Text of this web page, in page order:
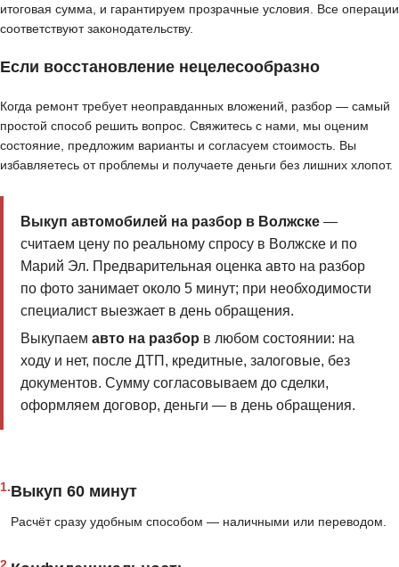
итоговая сумма, и гарантируем прозрачные условия. Все операции
соответствуют законодательству.
Если восстановление нецелесообразно
Когда ремонт требует неоправданных вложений, разбор — самый
простой способ решить вопрос. Свяжитесь с нами, мы оценим
состояние, предложим варианты и согласуем стоимость. Вы
избавляетесь от проблемы и получаете деньги без лишних хлопот.
Выкуп автомобилей на разбор в Волжске—
считаем цену по реальному спросу в Волжске и по
Марий Эл. Предварительная оценка авто на разбор
по фото занимает около 5 минут; при необходимости
специалист выезжает в день обращения.
Выкупаем авто на разбор в любом состоянии: на
ходу и нет, после ДТП, кредитные, залоговые, без
документов. Сумму согласовываем до сделки,
оформляем договор, деньги — в день обращения.
1.Выкуп 60 минут
Расчёт сразу удобным способом — наличными или переводом.